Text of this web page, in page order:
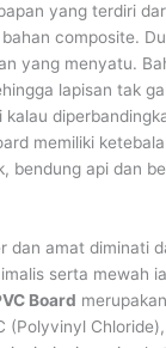
yang terdiri
composite.
yang menyatu.
lapisan tak
kalau
memiliki
bendung api dan
dan amat diminati
serta mewah
Board
(Polyvinyl